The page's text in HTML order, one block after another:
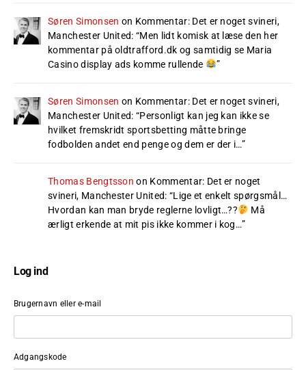
Søren Simonsen on Kommentar: Det er noget svineri,
Manchester United: “Men lidt komisk at læse den her
kommentar på oldtrafford.dk og samtidig se Maria
Casino display ads komme rullende
”
Søren Simonsen on Kommentar: Det er noget svineri,
Manchester United: “Personligt kan jeg kan ikke se
hvilket fremskridt sportsbetting måtte bringe
fodbolden andet end penge og dem er der i…”
Thomas Bengtsson on Kommentar: Det er noget
svineri, Manchester United: “Lige et enkelt spørgsmål…
Hvordan kan man bryde reglerne lovligt…??
Må
ærligt erkende at mit pis ikke kommer i kog…”
Log ind
Brugernavn eller e-mail
Adgangskode